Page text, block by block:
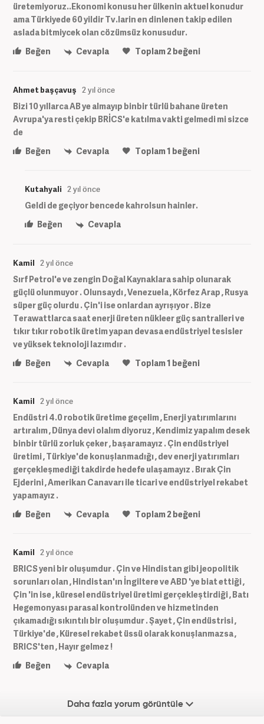
üretemiyoruz..Ekonomi konusu her ülkenin aktuel konudur
ama Türkiyede 60 yildir Tv.larin en dinlenen takip edilen
aslada bitmiycek olan cözümsüz konusudur.
Beğen
Cevapla Toplam2beğeni
Ahmet başçavuş 2 yıl önce
Bizi 10 yıllarca AB ye almayıp binbir türlü bahane üreten
Avrupa'ya resti çekip BRİCS'e katılma vakti gelmedi mi sizce
de
Beğen
Cevapla Toplam1 beğeni
Kutahyali 2 yıl önce
Geldi de geçiyor bencede kahrolsun hainler.
Beğen
Cevapla
Kamil 2 yıl önce
Sırf Petrol'e ve zengin Doğal Kaynaklara sahip olunarak
güçlü olunmuyor . Olunsaydı , Venezuela , Körfez Arap , Rusya
süper güç olurdu . Çin'i ise onlardan ayrışıyor . Bize
Terawattlarca saat enerji üreten nükleer güç santralleri ve
tıkır tıkır robotik üretim yapan devasa endüstriyel tesisler
ve yüksek teknoloji lazımdır .
Beğen
Cevapla Toplam1 beğeni
Kamil 2 yıl önce
Endüstri 4.0 robotik üretime geçelim , Enerji yatırımlarını
artıralım , Dünya devi olalım diyoruz , Kendimiz yapalım desek
binbir türlü zorluk çeker , başaramayız . Çin endüstriyel
üretimi , Türkiye'de konuşlanmadığı , dev enerji yatırımları
gerçekleşmediği takdirde hedefe ulaşamayız . Bırak Çin
Ejderini , Amerikan Canavarı ile ticari ve endüstriyel rekabet
yapamayız .
Beğen
Cevapla Toplam2beğeni
Kamil 2 yıl önce
BRICS yeni bir oluşumdur . Çin ve Hindistan gibi jeopolitik
sorunları olan , Hindistan'ın İngiltere ve ABD 'ye biat ettiği ,
Çin 'in ise , küresel endüstriyel üretimi gerçekleştirdiği , Batı
Hegemonyası parasal kontrolünden ve hizmetinden
çıkamadığı sıkıntılı bir oluşumdur . Şayet , Çin endüstrisi ,
Türkiye'de , Küresel rekabet üssü olarak konuşlanmazsa ,
BRICS'ten , Hayır gelmez !
Beğen
Cevapla
Daha fazla yorum görüntüle